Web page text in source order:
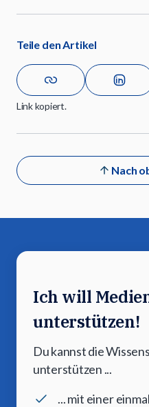
Teile den Artikel
Link kopiert.
Nach
Ich will
unterstützen!
Du kannst die
unterstützen ...
... mit einer